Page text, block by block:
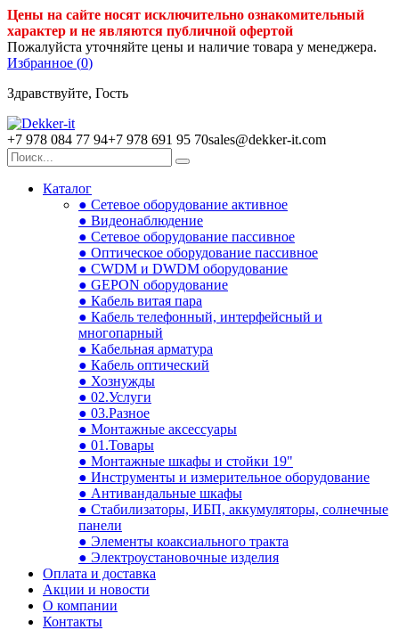
Цены на сайте носят исключительно ознакомительный
характер и не являются публичной офертой
Пожалуйста уточняйте цены и наличие товара у менеджера.
Избранное (0)
Здравствуйте, Гость
+7 978 084 77 94+7 978 691 95 70sales@dekker-it.com
Каталог
● Сетевое оборудование активное
● Видеонаблюдение
● Сетевое оборудование пассивное
● Оптическое оборудование пассивное
● CWDM и DWDM оборудование
● GEPON оборудование
● Кабель витая пара
● Кабель телефонный, интерфейсный и
многопарный
● Кабельная арматура
● Кабель оптический
● Хознужды
● 02.Услуги
● 03.Разное
● Монтажные аксессуары
● 01.Товары
● Монтажные шкафы и стойки 19"
● Инструменты и измерительное оборудование
● Антивандальные шкафы
● Стабилизаторы, ИБП, аккумуляторы, солнечные
панели
● Элементы коаксиального тракта
● Электроустановочные изделия
Оплата и доставка
Акции и новости
О компании
Контакты